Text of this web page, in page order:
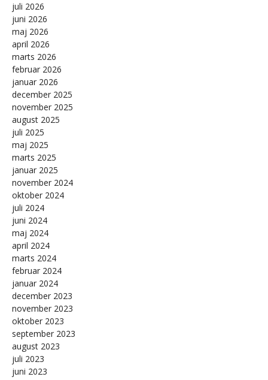
juli 2026
juni 2026
maj 2026
april 2026
marts 2026
februar 2026
januar 2026
december 2025
november 2025
august 2025
juli 2025
maj 2025
marts 2025
januar 2025
november 2024
oktober 2024
juli 2024
juni 2024
maj 2024
april 2024
marts 2024
februar 2024
januar 2024
december 2023
november 2023
oktober 2023
september 2023
august 2023
juli 2023
juni 2023